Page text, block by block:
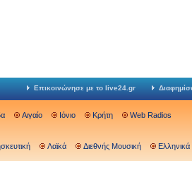
Επικοινώνησε με το live24.gr
Αιγαίο Ιόνιο Κρήτη Web Radios
Λαϊκά Διεθνής Μουσική Ελληνικά